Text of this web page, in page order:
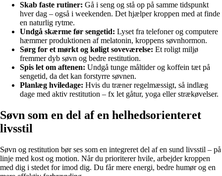
Skab faste rutiner: Gå i seng og stå op på samme tidspunkt
hver dag – også i weekenden. Det hjælper kroppen med at finde
en naturlig rytme.
Undgå skærme før sengetid: Lyset fra telefoner og computere
hæmmer produktionen af melatonin, kroppens søvnhormon.
Sørg for et mørkt og køligt soveværelse: Et roligt miljø
fremmer dyb søvn og bedre restitution.
Spis let om aftenen: Undgå tunge måltider og koffein tæt på
sengetid, da det kan forstyrre søvnen.
Planlæg hviledage: Hvis du træner regelmæssigt, så indlæg
dage med aktiv restitution – fx let gåtur, yoga eller strækøvelser.
Søvn som en del af en helhedsorienteret
livsstil
Søvn og restitution bør ses som en integreret del af en sund livsstil – på
linje med kost og motion. Når du prioriterer hvile, arbejder kroppen
med dig i stedet for imod dig. Du får mere energi, bedre humør og en